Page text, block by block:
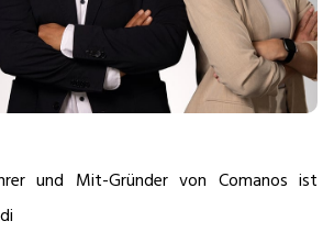
und Mit-Gründer von Comanos ist